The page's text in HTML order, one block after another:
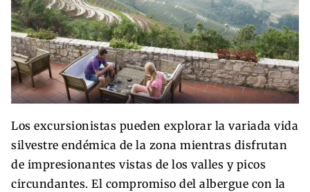
Los excursionistas pueden explorar la variada vida
silvestre endémica de la zona mientras disfrutan
de impresionantes vistas de los valles y picos
circundantes. El compromiso del albergue con la